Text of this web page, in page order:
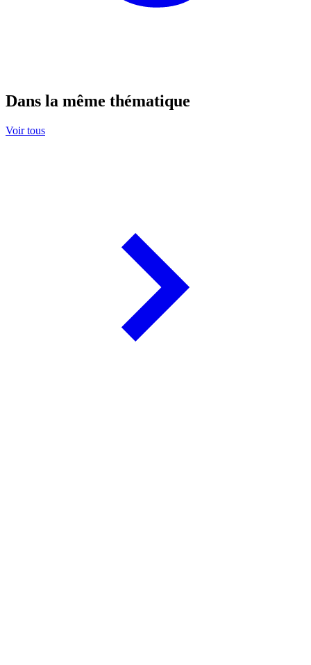
Dans la même thématique
Voir tous